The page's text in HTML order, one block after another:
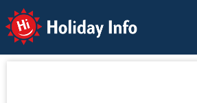
Holiday Info